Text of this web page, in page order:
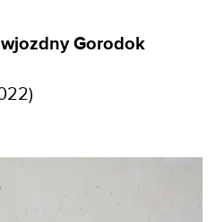
Gorodok